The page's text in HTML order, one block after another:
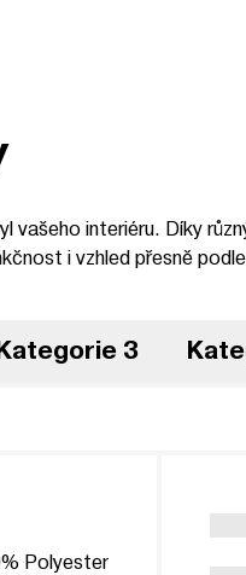
interiéru. Díky
i vzhled přesně
3
Polyester